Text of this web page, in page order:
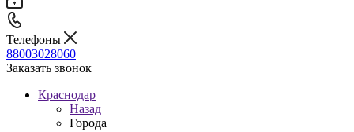
Телефоны
88003028060
Заказать звонок
Краснодар
Назад
Города